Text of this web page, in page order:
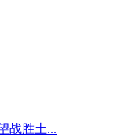
战胜土...